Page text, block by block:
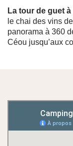
La tour de guet
le chai des vins
panorama à 360
Céou jusqu’aux